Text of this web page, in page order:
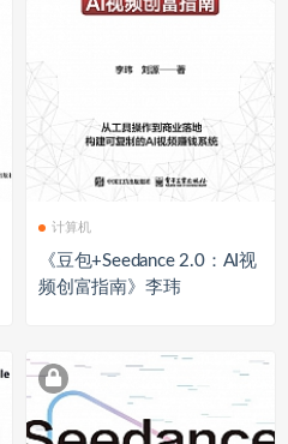
计算机
《豆包+Seedance 2.0：AI视
频创富指南》李玮